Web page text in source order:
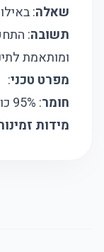
שאלה:
תשובה
ומותאמת לתינוקות מגיל
מפרט טכני:
חומר: 95% כותנה, 5% ספנדקס
מידות